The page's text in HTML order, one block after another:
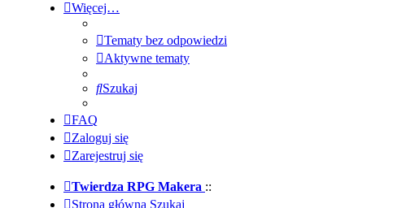
Więcej…
Tematy bez odpowiedzi
Aktywne tematy
Szukaj
FAQ
Zaloguj się
Zarejestruj się
Twierdza RPG Makera ::
Strona główna Szukaj